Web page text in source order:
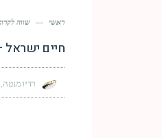
ראשי — שווה
חיים ישראל
רדיו מנטה